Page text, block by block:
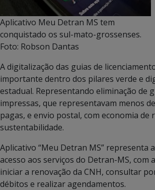
Aplicativo Meu Detran MS tem
conquistado os sul-mato-grossenses.
Foto: Robson Dantas
A digitalização das guias de
importante dentro dos pilares verde e
estadual. Representando eliminação de
impressas, que representavam menos
pagas, e envio postal, com economia de
sustentabilidade.
Aplicativo “Meu Detran MS” representa
acesso aos serviços do Detran-MS, com
iniciar a renovação da CNH, consultar
débitos e realizar agendamentos.